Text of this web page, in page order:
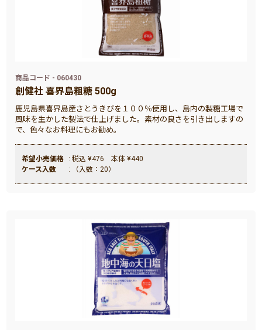
商品コード - 060430
創健社 喜界島粗糖 500g
鹿児島県喜界島産さとうきびを１００％使用し、島内の製糖工場で
風味を生かした製法で仕上げました。素材の良さを引き出しますの
で、色々なお料理にもお勧め。
希望小売価格
: 税込 ¥476 本体 ¥440
ケース入数
: （入数：20）